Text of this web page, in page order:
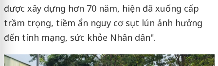
được xây dựng hơn 70 năm, hiện đã xuống cấp
trầm trọng, tiềm ẩn nguy cơ sụt lún ảnh hưởng
đến tính mạng, sức khỏe Nhân dân".